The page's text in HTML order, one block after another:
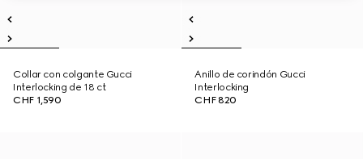
Collar con colgante Gucci
Interlocking de 18 ct
CHF 1,590
Anillo de corindón Gucci
Interlocking
CHF 820